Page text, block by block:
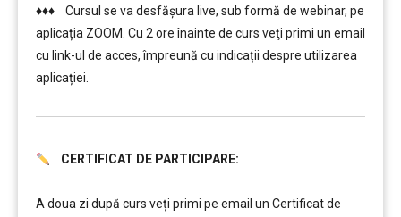
♦♦♦ Cursul se va desfășura live, sub formă de webinar, pe
aplicația ZOOM. Cu 2 ore înainte de curs veţi primi un email
cu link-ul de acces, împreună cu indicații despre utilizarea
aplicației.
CERTIFICAT DE PARTICIPARE:
A doua zi după curs veți primi pe email un Certificat de